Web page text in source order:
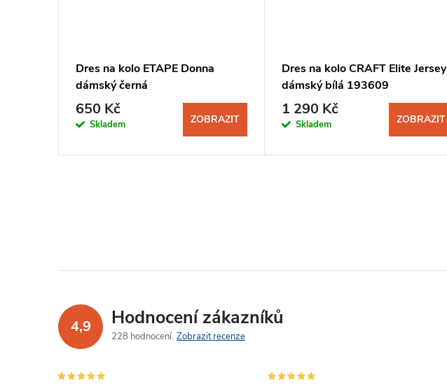
Dres na kolo ETAPE Donna
dámský černá
650 Kč
Skladem ZOBRAZIT
Dres na kolo CRAFT Elite Jersey
dámský bílá 193609
1 290 Kč
Skladem ZOBRAZIT
4,9 Hodnocení zákazníků
228 hodnocení Zobrazit recenze